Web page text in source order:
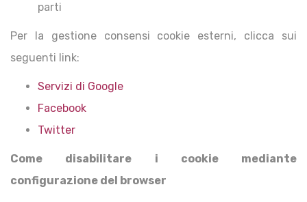
parti
Per la gestione consensi cookie esterni, clicca sui
seguenti link:
Servizi di Google
Facebook
Twitter
Come disabilitare i cookie mediante
configurazione del browser